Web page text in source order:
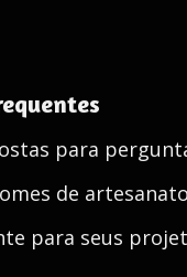
para
de
para seus